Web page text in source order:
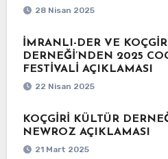
28 Nisan 2025
İMRANLI-DER VE
DERNEĞİ’NDEN 2025
FESTİVALİ AÇIKLAMASI
22 Nisan 2025
KOÇGİRİ KÜLTÜR
NEWROZ AÇIKLAMASI
21 Mart 2025